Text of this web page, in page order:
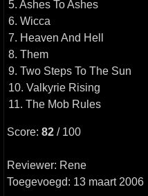
5. Ashes To Ashes
6. Wicca
7. Heaven And Hell
8. Them
9. Two Steps To The Sun
10. Valkyrie Rising
11. The Mob Rules
Score: 82 / 100
Reviewer: Rene
Toegevoegd: 13 maart 2006